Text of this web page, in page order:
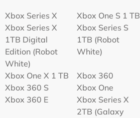
Xbox Series X
Xbox One S 1 TB
Xbox Series X
1TB Digital
Edition (Robot
White)
Xbox Series S
1TB (Robot
White)
Xbox One X 1 TB
Xbox 360
Xbox 360 S
Xbox One
Xbox 360 E
Xbox Series X
2TB (Galaxy